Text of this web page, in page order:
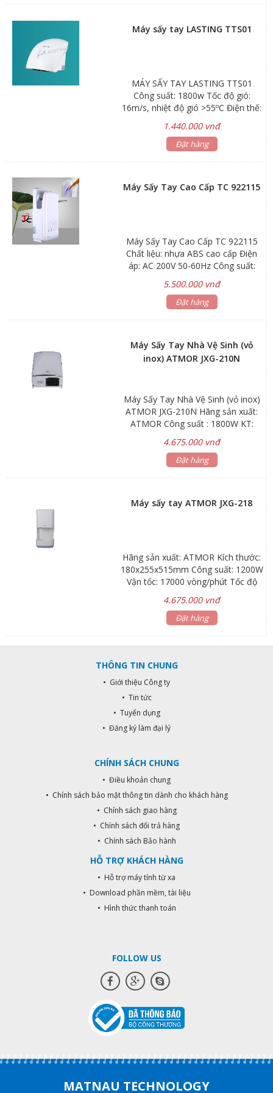
không khí sạch và thân thiện môi
trường Tự động hoạt động bằng
mùa hè Chức năng kiểm tra an toàn
ngừng hoạt động ngay lập tức trong
trường hợp máy sấy bị quá tải Thiết
kế treo tường
Máy sấy tay LASTING TTS01
MÁY SẤY TAY LASTING TTS01
Công suất: 1800w Tốc độ gió:
16m/s, nhiệt độ gió >55ºC Điện thế:
220, Thời gian trễ: <+15s Khoảng
cách cảm ứng: <=20 Cm Kích thước
(mm): R240 x D240 x C230 Chất
1.440.000 vnđ
Đặt hàng
Máy Sấy Tay Cao Cấp TC 922115
Máy Sấy Tay Cao Cấp TC 922115
Chất liệu: nhựa ABS cao cấp Điện
áp: AC 200V 50-60Hz Công suất:
1900w Tốc độ gió: 100m/s Dòng
điện: 6.5A Lớp chống thấm: 1PX1
Lưu lượng gió: 86m/s Động cơ:
5.500.000 vnđ
Đặt hàng
Máy Sấy Tay Nhà Vệ Sinh (vỏ
inox) ATMOR JXG-210N
Máy Sấy Tay Nhà Vệ Sinh (vỏ inox)
ATMOR JXG-210N Hãng sản xuất:
ATMOR Công suất : 1800W KT:
148x255x355mm Bảo hành: phụ
kiện 1 năm
4.675.000 vnđ
Đặt hàng
Máy sấy tay ATMOR JXG-218
Hãng sản xuất: ATMOR Kích thước:
180x255x515mm Công suất: 1200W
Vận tốc: 17000 vòng/phút Tốc độ
gió: > 50m / s| Khoảng cách cảm
ứng: 30mm-120mm Nhiệt độ: 65 ±
15 ° C Thời gian tự ngắt: 1 phút
4.675.000 vnđ
Đặt hàng
THÔNG TIN CHUNG
• Giới thiệu Công ty
• Tin tức
• Tuyển dụng
• Đăng ký làm đại lý
CHÍNH SÁCH CHUNG
• Điều khoản chung
• Chính sách bảo mật thông tin dành cho khách hàng
• Chính sách giao hàng
• Chính sách đổi trả hàng
• Chính sách Bảo hành
HỖ TRỢ KHÁCH HÀNG
• Hỗ trợ máy tính từ xa
• Download phần mềm, tài liệu
• Hình thức thanh toán
FOLLOW US
MATNAU TECHNOLOGY